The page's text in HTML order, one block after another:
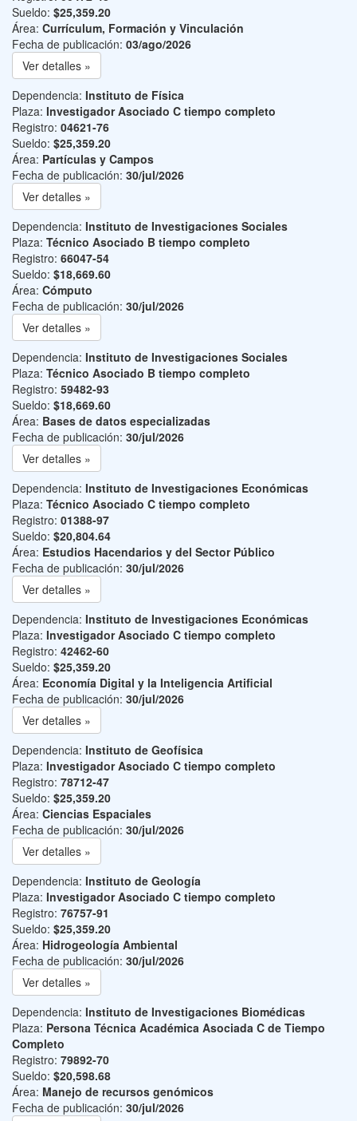
Sueldo: $25,359.20
Área: Currículum, Formación y Vinculación
Fecha de publicación: 03/ago/2026
Ver detalles »
Dependencia: Instituto de Física
Plaza: Investigador Asociado C tiempo completo
Registro: 04621-76
Sueldo: $25,359.20
Área: Partículas y Campos
Fecha de publicación: 30/jul/2026
Ver detalles »
Dependencia: Instituto de Investigaciones Sociales
Plaza: Técnico Asociado B tiempo completo
Registro: 66047-54
Sueldo: $18,669.60
Área: Cómputo
Fecha de publicación: 30/jul/2026
Ver detalles »
Dependencia: Instituto de Investigaciones Sociales
Plaza: Técnico Asociado B tiempo completo
Registro: 59482-93
Sueldo: $18,669.60
Área: Bases de datos especializadas
Fecha de publicación: 30/jul/2026
Ver detalles »
Dependencia: Instituto de Investigaciones Económicas
Plaza: Técnico Asociado C tiempo completo
Registro: 01388-97
Sueldo: $20,804.64
Área: Estudios Hacendarios y del Sector Público
Fecha de publicación: 30/jul/2026
Ver detalles »
Dependencia: Instituto de Investigaciones Económicas
Plaza: Investigador Asociado C tiempo completo
Registro: 42462-60
Sueldo: $25,359.20
Área: Economía Digital y la Inteligencia Artificial
Fecha de publicación: 30/jul/2026
Ver detalles »
Dependencia: Instituto de Geofísica
Plaza: Investigador Asociado C tiempo completo
Registro: 78712-47
Sueldo: $25,359.20
Área: Ciencias Espaciales
Fecha de publicación: 30/jul/2026
Ver detalles »
Dependencia: Instituto de Geología
Plaza: Investigador Asociado C tiempo completo
Registro: 76757-91
Sueldo: $25,359.20
Área: Hidrogeología Ambiental
Fecha de publicación: 30/jul/2026
Ver detalles »
Dependencia: Instituto de Investigaciones Biomédicas
Plaza: Persona Técnica Académica Asociada C de Tiempo
Completo
Registro: 79892-70
Sueldo: $20,598.68
Área: Manejo de recursos genómicos
Fecha de publicación: 30/jul/2026